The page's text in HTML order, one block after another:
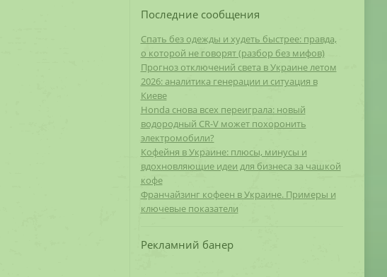
Последние сообщения
Спать без одежды и худеть быстрее: правда,
о которой не говорят (разбор без мифов)
Прогноз отключений света в Украине летом
2026: аналитика генерации и ситуация в
Киеве
Honda снова всех переиграла: новый
водородный CR-V может похоронить
электромобили?
Кофейня в Украине: плюсы, минусы и
вдохновляющие идеи для бизнеса за чашкой
кофе
Франчайзинг кофеен в Украине. Примеры и
ключевые показатели
Рекламний банер